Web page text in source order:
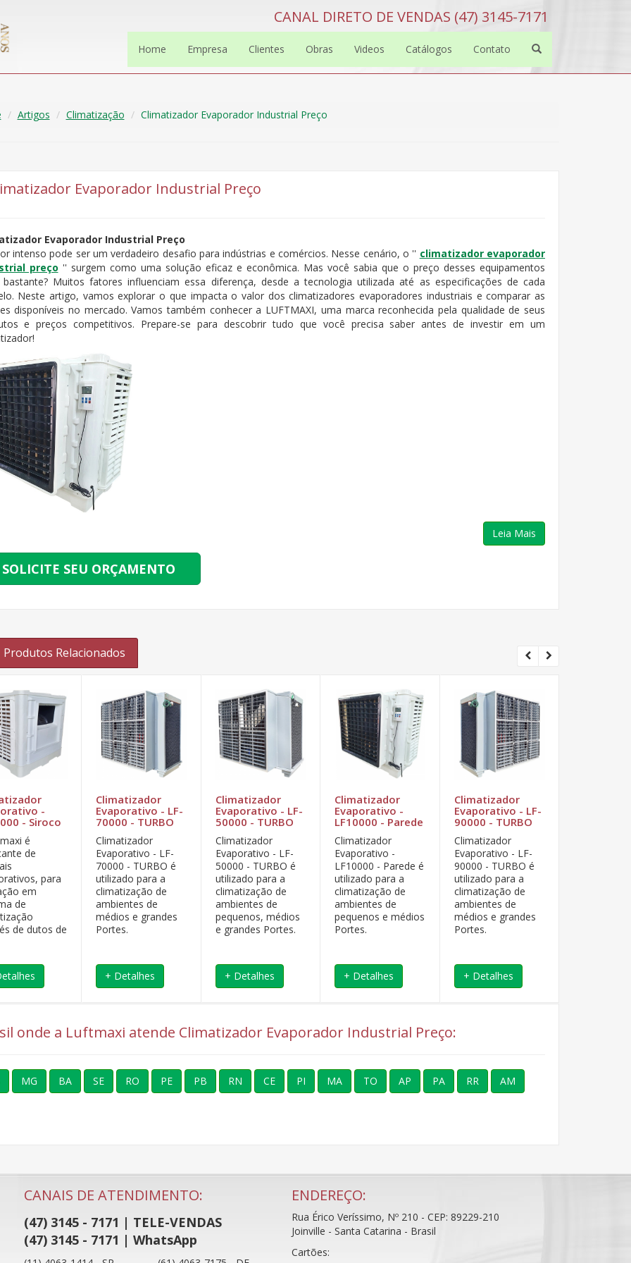
CANAL DIRETO DE VENDAS (47) 3145-7171
Home Empresa Clientes Obras Videos Catálogos Contato
Artigos Climatização Climatizador Evaporador Industrial Preço
Evaporador Industrial Preço
Evaporador Industrial Preço
intenso pode ser um verdadeiro desafio para indústrias e comércios. Nesse cenário, o '' climatizador evaporador
preço '' surgem como uma solução eficaz e econômica. Mas você sabia que o preço desses equipamentos
bastante? Muitos fatores influenciam essa diferença, desde a tecnologia utilizada até as especificações de cada
Neste artigo, vamos explorar o que impacta o valor dos climatizadores evaporadores industriais e comparar as
disponíveis no mercado. Vamos também conhecer a LUFTMAXI, uma marca reconhecida pela qualidade de seus
e preços competitivos. Prepare-se para descobrir tudo que você precisa saber antes de investir em um
Leia Mais
SOLICITE SEU ORÇAMENTO
Produtos Relacionados
-
- Siroco
é
de
para
em
de
de dutos de
Climatizador
Evaporativo - LF-
70000 - TURBO
Climatizador
Evaporativo - LF-
70000 - TURBO é
utilizado para a
climatização de
ambientes de
médios e grandes
Portes.
+ Detalhes
Climatizador
Evaporativo - LF-
50000 - TURBO
Climatizador
Evaporativo - LF-
50000 - TURBO é
utilizado para a
climatização de
ambientes de
pequenos, médios
e grandes Portes.
+ Detalhes
Climatizador
Evaporativo -
LF10000 - Parede
Climatizador
Evaporativo -
LF10000 - Parede é
utilizado para a
climatização de
ambientes de
pequenos e médios
Portes.
+ Detalhes
Climatizador
Evaporativo - LF-
90000 - TURBO
Climatizador
Evaporativo - LF-
90000 - TURBO é
utilizado para a
climatização de
ambientes de
médios e grandes
Portes.
+ Detalhes
onde a Luftmaxi atende Climatizador Evaporador Industrial Preço:
MG BA SE RO PE PB RN CE PI MA TO AP PA RR AM
CANAIS DE ATENDIMENTO:
(47) 3145 - 7171 | TELE-VENDAS
(47) 3145 - 7171 | WhatsApp
ENDEREÇO:
Rua Érico Veríssimo, Nº 210 - CEP: 89229-210
Joinville - Santa Catarina - Brasil
Cartões: